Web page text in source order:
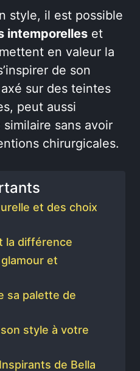
style, il est possible
intemporelles et
en valeur la
de son
sur des teintes
peut aussi
sans avoir
chirurgicales.
et des choix
la différence
et
sa palette de
style à votre
de Bella